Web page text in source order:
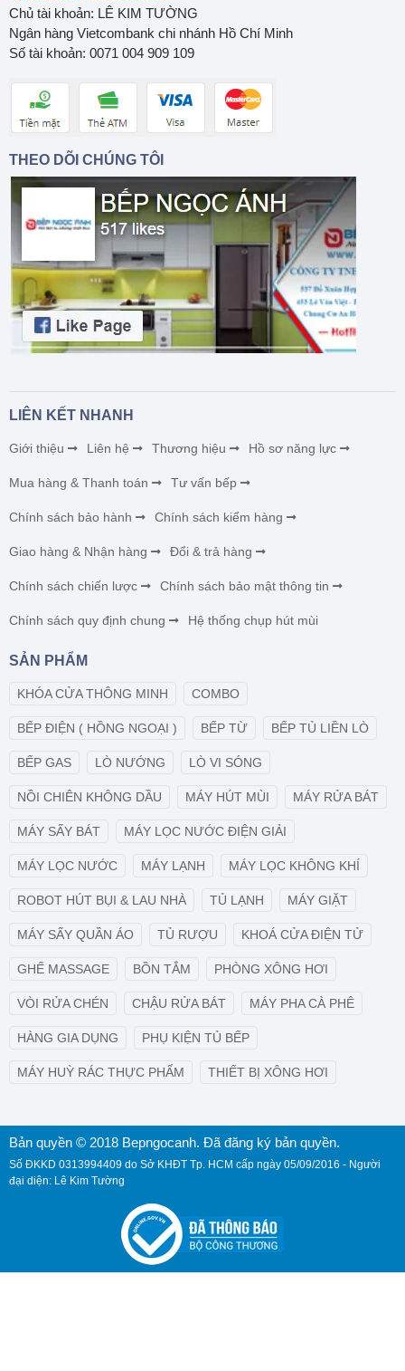
Chủ tài khoản: LÊ KIM TƯỜNG
Ngân hàng Vietcombank chi nhánh Hồ Chí Minh
Số tài khoản: 0071 004 909 109
THEO DÕI CHÚNG TÔI
LIÊN KẾT NHANH
Giới thiệu Liên hệ Thương hiệu Hồ sơ năng lực
Mua hàng & Thanh toán Tư vấn bếp
Chính sách bảo hành Chính sách kiểm hàng
Giao hàng & Nhận hàng Đổi & trả hàng
Chính sách chiến lược Chính sách bảo mật thông tin
Chính sách quy định chung Hệ thống chụp hút mùi
SẢN PHẨM
KHÓA CỬA THÔNG MINH COMBO
BẾP ĐIỆN ( HỒNG NGOẠI ) BẾP TỪ BẾP TỦ LIỀN LÒ
BẾP GAS LÒ NƯỚNG LÒ VI SÓNG
NỒI CHIÊN KHÔNG DẦU MÁY HÚT MÙI MÁY RỬA BÁT
MÁY SẤY BÁT MÁY LỌC NƯỚC ĐIỆN GIẢI
MÁY LỌC NƯỚC MÁY LẠNH MÁY LỌC KHÔNG KHÍ
ROBOT HÚT BỤI & LAU NHÀ TỦ LẠNH MÁY GIẶT
MÁY SẤY QUẦN ÁO TỦ RƯỢU KHOÁ CỬA ĐIỆN TỬ
GHẾ MASSAGE BỒN TẮM PHÒNG XÔNG HƠI
VÒI RỬA CHÉN CHẬU RỬA BÁT MÁY PHA CÀ PHÊ
HÀNG GIA DỤNG PHỤ KIỆN TỦ BẾP
MÁY HUỲ RÁC THỰC PHẨM THIẾT BỊ XÔNG HƠI
Bản quyền © 2018 Bepngocanh. Đã đăng ký bản quyền.
Số ĐKKD 0313994409 do Sở KHĐT Tp. HCM cấp ngày 05/09/2016 - Người
đại diện: Lê Kim Tường